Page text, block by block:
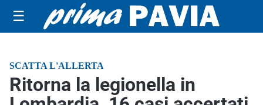
☰
SCATTA L'ALLERTA
Ritorna la legionella in